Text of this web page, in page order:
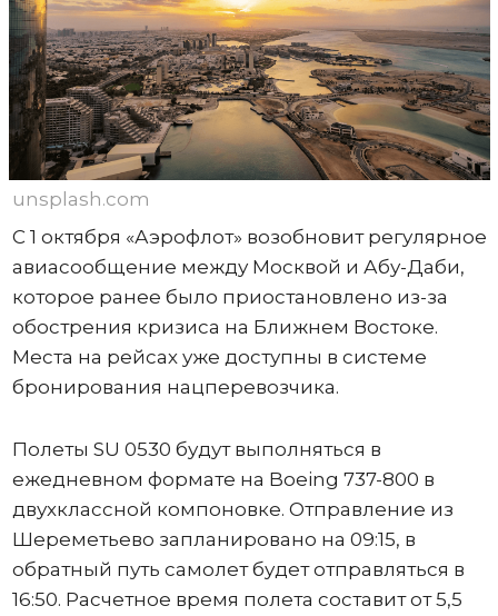
unsplash.com
С 1 октября «Аэрофлот» возобновит регулярное
авиасообщение между Москвой и Абу-Даби,
которое ранее было приостановлено из-за
обострения кризиса на Ближнем Востоке.
Места на рейсах уже доступны в системе
бронирования нацперевозчика.
Полеты SU 0530 будут выполняться в
ежедневном формате на Boeing 737-800 в
двухклассной компоновке. Отправление из
Шереметьево запланировано на 09:15, в
обратный путь самолет будет отправляться в
16:50. Расчетное время полета составит от 5,5